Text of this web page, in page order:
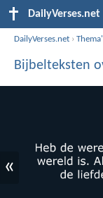
DailyVerses.net
DailyVerses.net ›
Bijbelteksten
«